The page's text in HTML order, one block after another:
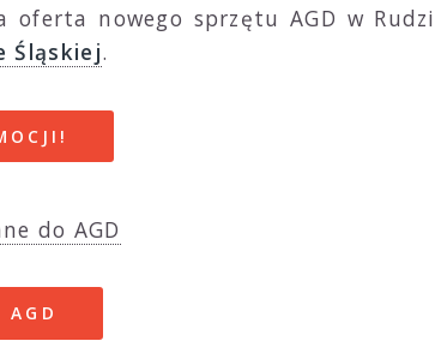
oferta nowego sprzętu AGD w
Śląskiej.
do AGD
AGD